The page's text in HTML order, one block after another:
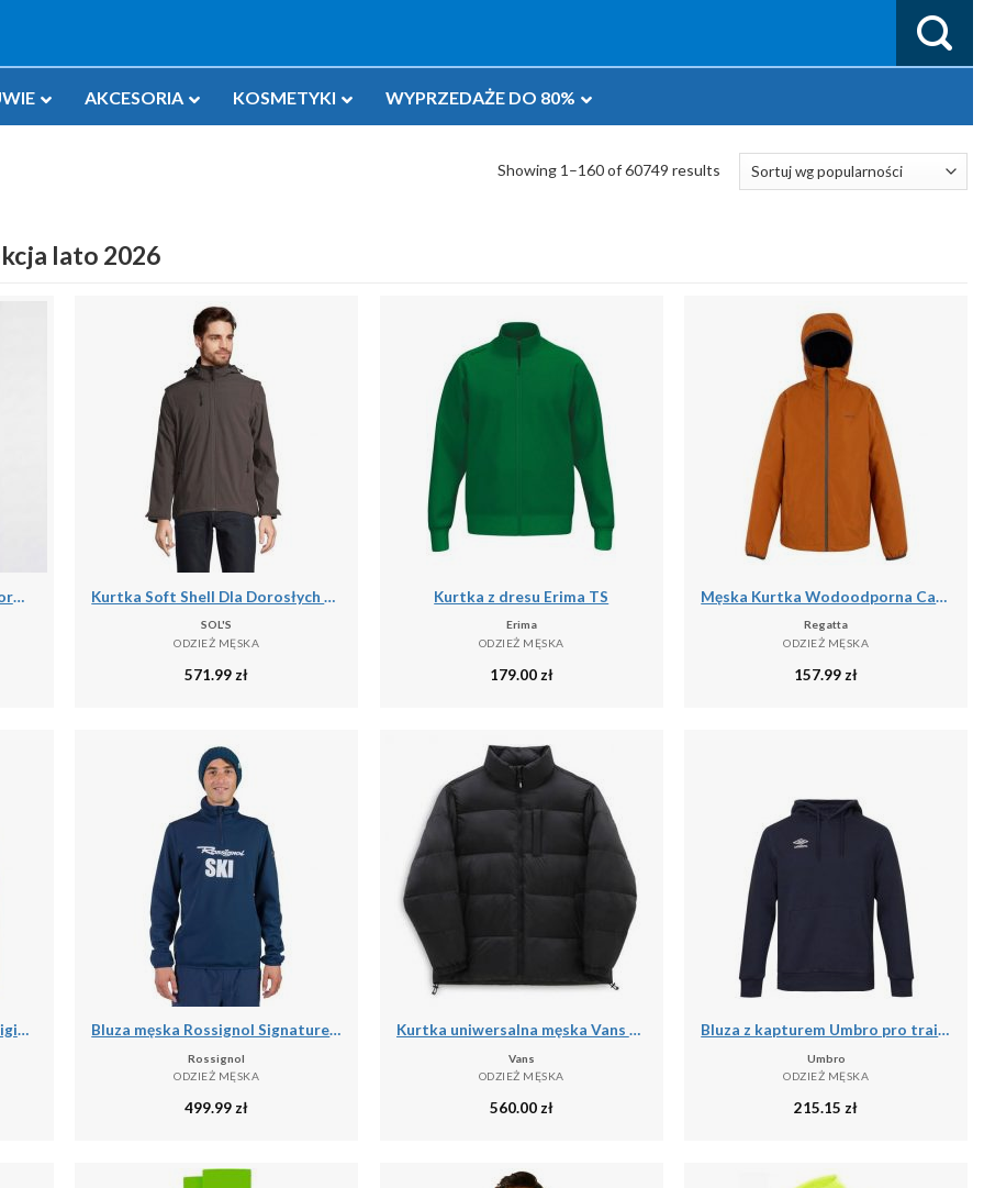
AKCESORIA KOSMETYKI WYPRZEDAŻE DO 80%
Showing 1–160 of 60749 results
lato 2026
Kurtka przeciwdeszczowa Storm dla mężczyzn do biegania czarno-biała Kurtka Soft Shell Dla Dorosłych Unisex Falcon 3 W 1
SOL'S
ODZIEŻ MĘSKA
571.99 zł
Kurtka z dresu Erima TS
Erima
ODZIEŻ MĘSKA
179.00 zł
Męska Kurtka Wodoodporna Caspen
Regatta
ODZIEŻ MĘSKA
157.99 zł
Kurtka wodoodporna Agu Original Essential Bluza męska Rossignol Signature Ski Hz Fleece
Rossignol
ODZIEŻ MĘSKA
499.99 zł
Kurtka uniwersalna męska Vans NO Hood Puffer
Vans
ODZIEŻ MĘSKA
560.00 zł
Bluza z kapturem Umbro pro training
Umbro
ODZIEŻ MĘSKA
215.15 zł